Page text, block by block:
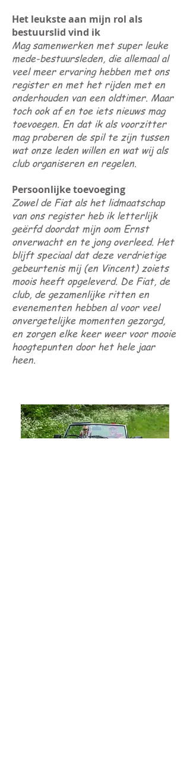
Het leukste aan mijn rol als
bestuurslid vind ik
Mag samenwerken met super leuke
mede-bestuursleden, die allemaal al
veel meer ervaring hebben met ons
register en met het rijden met en
onderhouden van een oldtimer. Maar
toch ook af en toe iets nieuws mag
toevoegen. En dat ik als voorzitter
mag proberen de spil te zijn tussen
wat onze leden willen en wat wij als
club organiseren en regelen.
Persoonlijke toevoeging
Zowel de Fiat als het lidmaatschap
van ons register heb ik letterlijk
geërfd doordat mijn oom Ernst
onverwacht en te jong overleed. Het
blijft speciaal dat deze verdrietige
gebeurtenis mij (en Vincent) zoiets
moois heeft opgeleverd. De Fiat, de
club, de gezamenlijke ritten en
evenementen hebben al voor veel
onvergetelijke momenten gezorgd,
en zorgen elke keer weer voor mooie
hoogtepunten door het hele jaar
heen.